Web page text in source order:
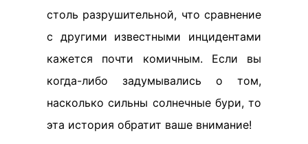
столь разрушительной, что сравнение
с другими известными инцидентами
кажется почти комичным. Если вы
когда-либо задумывались о том,
насколько сильны солнечные бури, то
эта история обратит ваше внимание!